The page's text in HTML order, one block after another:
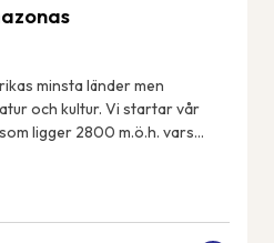
minsta länder men
och kultur. Vi startar vår
ligger 2800 m.ö.h. vars